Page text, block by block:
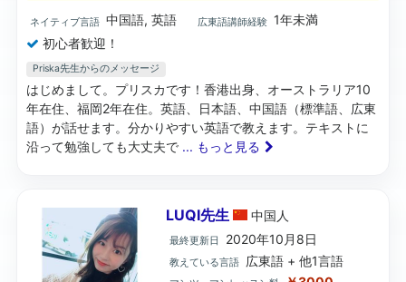
ネイティブ言語 中国語, 英語 広東語講師経験 1年未満
初心者歓迎！
Priska先生からのメッセージ
はじめまして。プリスカです！香港出身、オーストラリア10
年在住、福岡2年在住。英語、日本語、中国語（標準語、広東
語）が話せます。分かりやすい英語で教えます。テキストに
沿って勉強しても大丈夫で ... もっと見る
LUQI先生 中国 人
最終更新日 2020年10月8日
教えている言語 広東語 + 他1言語